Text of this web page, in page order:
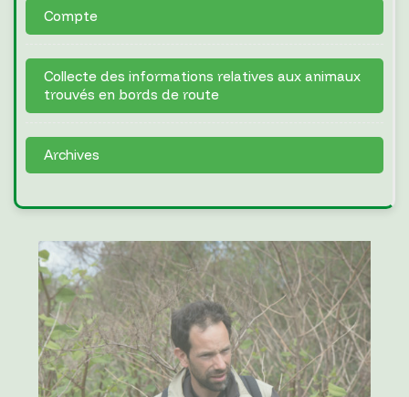
Compte
Collecte des informations relatives aux animaux
trouvés en bords de route
Archives